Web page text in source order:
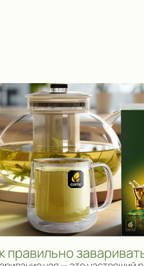
правильно